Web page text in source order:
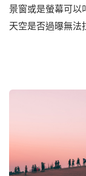
景窗或是螢幕可以
天空是否過曝無法